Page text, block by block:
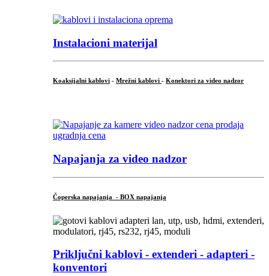
Instalacioni materijal
Koaksijalni kablovi - Mrežni kablovi - Konektori za video nadzor
Napajanja za video nadzor
Čoperska napajanja - BOX napajanja
Priključni kablovi - extenderi - adapteri -
konventori